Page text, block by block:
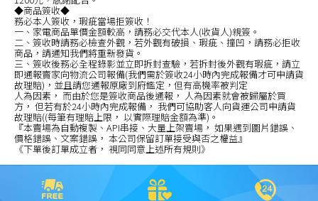
◆商品簽收◆
務必本人簽收，瑕疵當場拒簽收！
一、家電商品單價金額較高，請務必交代本人(收貨人)親簽。
二、簽收時請務必檢查外觀，若外觀有破損、瑕疵、撞凹，請務必拒收
商品，請通知我們將重新發貨。
三、簽收後務必全程錄影並立即拆封查驗，若拆封後外觀有瑕疵，請立
即通報賣家向物流公司報備(我們需於簽收24小時內完成報備才可申請貨
故理賠)，並且請您通報原廠到府鑑定，但有高機率被判定
人為因素， 而由於您是簽收商品後通報， 人為因素就會被歸屬於買
方， 但若有於24小時內完成報備， 我們可協助客人向貨運公司申請貨
故理賠((每筆有理賠上限， 以實際理賠金額為準)。
『本賣場為自動複製、API串接、大量上架賣場， 如果遇到圖片錯誤、
價格錯誤、文案錯誤， 本公司保留訂單接受與否之權益』
《下單後訂單成立者， 視同同意上述所有規則》